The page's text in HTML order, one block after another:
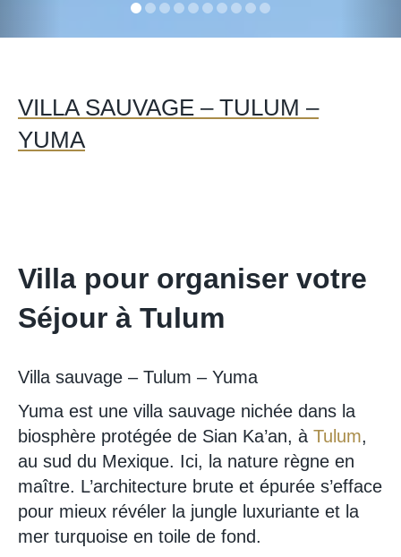
VILLA SAUVAGE – TULUM –
YUMA
Villa pour organiser votre
Séjour à Tulum
Villa sauvage – Tulum – Yuma
Yuma est une villa sauvage nichée dans la
biosphère protégée de Sian Ka’an, à Tulum,
au sud du Mexique. Ici, la nature règne en
maître. L’architecture brute et épurée s’efface
pour mieux révéler la jungle luxuriante et la
mer turquoise en toile de fond.